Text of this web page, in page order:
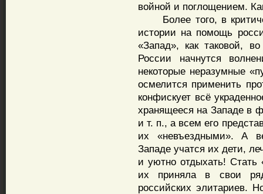
войной и поглощением.
Более того, в
истории на помощь
«Запад», как таковой,
России начнутся
некоторые неразумные
осмелится применить
конфискует всё
хранящееся на Западе в
и т. п., а всем его
их «невъездными». А
Западе учатся их дети,
и уютно отдыхать! Стать
их приняла в свои
российских элитариев.